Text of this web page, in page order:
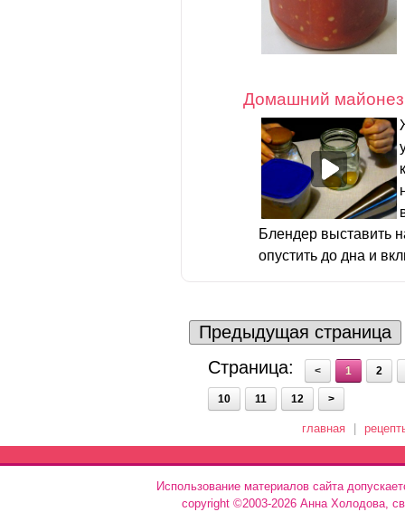
Домашний
Блендер выставить
опустить до дна и
Предыдущая страница
Страница:
< 1 2
10 11 12 >
главная
Использование материалов сайта
copyright ©2003-2026 Анна Холодова,